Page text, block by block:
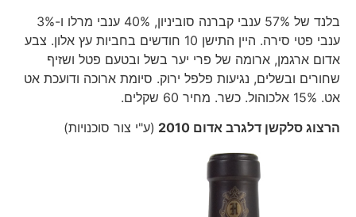
בלנד של 57% ענבי קברנה סוביניון, 40% ענבי מרלו ו-3%
ענבי פטי סירה. היין התישן 10 חודשים בחביות עץ אלון. צבע
אדום ארגמן, ארומה של פרי יער בשל ובטעם פטל ושזיף
שחורים ובשלים, נגיעות פלפל ירוק. סיומת ארוכה ודועכת אט
אט. 15% אלכוהול. כשר. מחיר 60 שקלים.
הרצוג סלקשן דלגרב אדום 2010
(ע"י צור סוכנויות)